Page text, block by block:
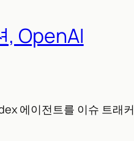
, OpenAI
에이전트를 이슈 트래커